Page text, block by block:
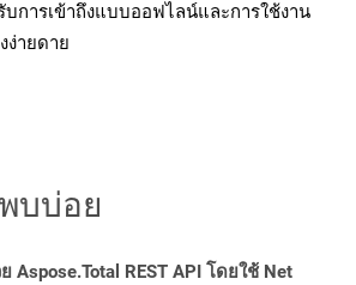
บการเข้าถึงแบบออฟไลน์และการใช้งาน
ง่ายดาย
บบ่อย
Aspose.Total REST API โดยใช้ Net